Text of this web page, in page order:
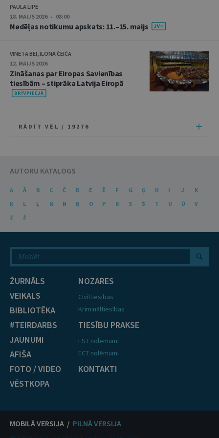
PAULA LIPE
18. MAIJS 2026 • 08:00
Nedēļas notikumu apskats: 11.–15. maijs
VINETA BEI, ILONA ČEIČA
12. MAIJS 2026
Zināšanas par Eiropas Savienības
tiesībām – stiprāka Latvija Eiropā
RĀDĪT VĒL / 19276
AUTORU KATALOGS
A Ā B C Č D E Ē F G Ģ H I J
K
Ķ
L Ļ M N Ņ O P R S Š T U Ū
V
Z
Ž
ŽURNĀLS
VEIKALS
BIBLIOTĒKA
#TEIRDARBS
JAUNUMI
AFIŠA
FOTO / VIDEO
VĒSTKOPA
NOZARES
Civiltiesības
Krimināltiesības
TIESĪBU PRAKSE
EST nolēmumi
ECT nolēmumi
KONTAKTI
MOBILĀ VERSIJA / PILNĀ VERSIJA